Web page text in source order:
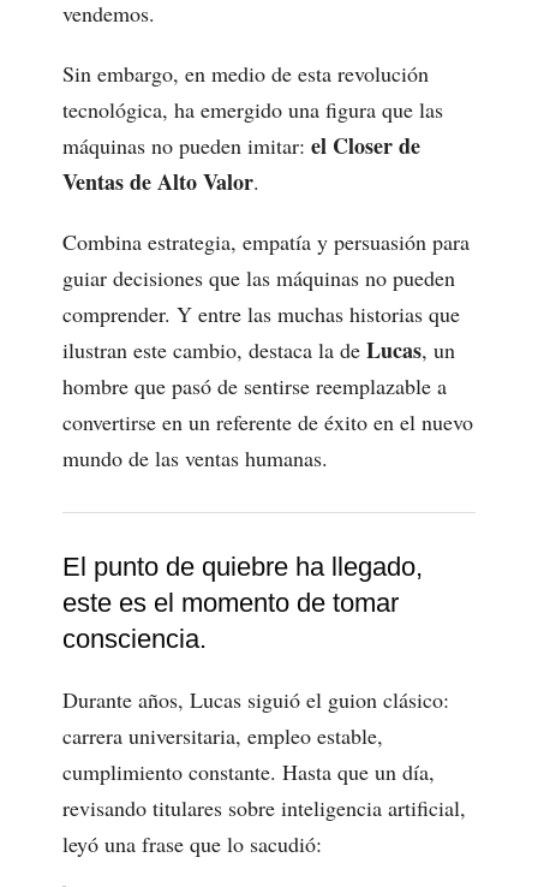
vendemos.
Sin embargo, en medio de esta revolución
tecnológica, ha emergido una figura que las
máquinas no pueden imitar:el Closer de
Ventas de Alto Valor.
Combina estrategia, empatía y persuasión para
guiar decisiones que las máquinas no pueden
comprender. Y entre las muchas historias que
ilustran este cambio, destaca la deLucas, un
hombre que pasó de sentirse reemplazable a
convertirse en un referente de éxito en el nuevo
mundo de las ventas humanas.
El punto de quiebre ha llegado,
este es el momento de tomar
consciencia.
Durante años, Lucas siguió el guion clásico:
carrera universitaria, empleo estable,
cumplimiento constante. Hasta que un día,
revisando titulares sobre inteligencia artificial,
leyó una frase que lo sacudió: